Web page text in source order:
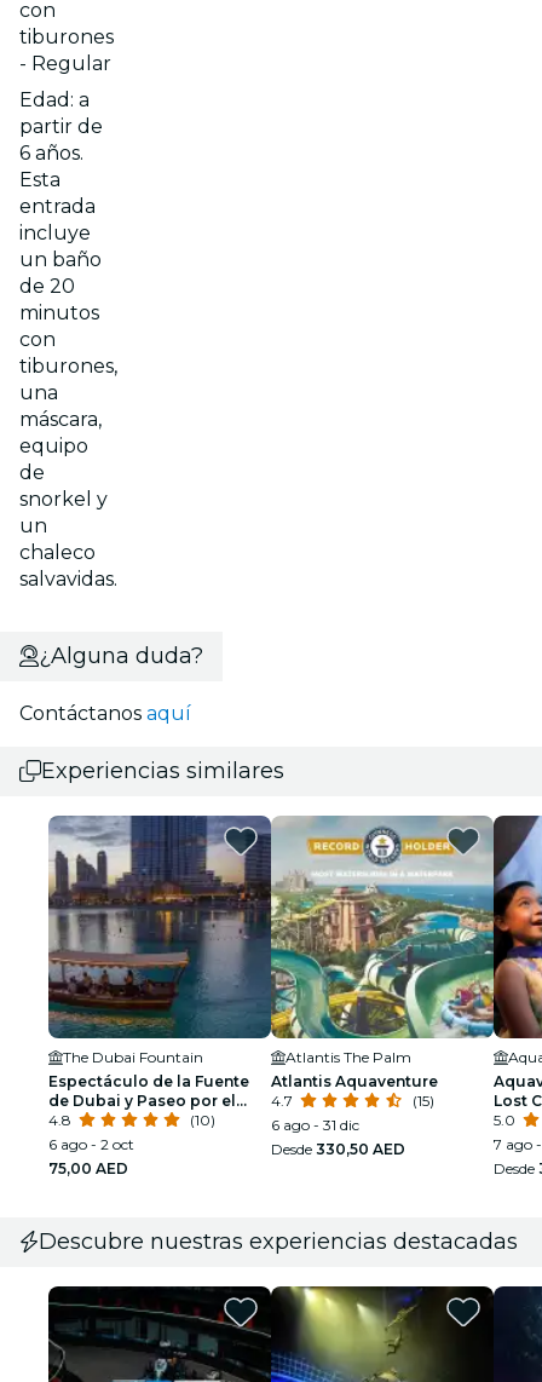
con
tiburones
- Regular
Edad: a
partir de
6 años.
Esta
entrada
incluye
un baño
de 20
minutos
con
tiburones,
una
máscara,
equipo
de
snorkel y
un
chaleco
salvavidas.
¿Alguna duda?
Contáctanos aquí
Experiencias similares
The Dubai Fountain
Espectáculo de la Fuente
de Dubai y Paseo por el
Lago
4.8
(10)
6 ago - 2 oct
75,00 AED
Atlantis The Palm
Atlantis Aquaventure
4.7
(15)
6 ago - 31 dic
Desde 330,50 AED
Lost
5.0
7 ago
Desde
Descubre nuestras experiencias destacadas